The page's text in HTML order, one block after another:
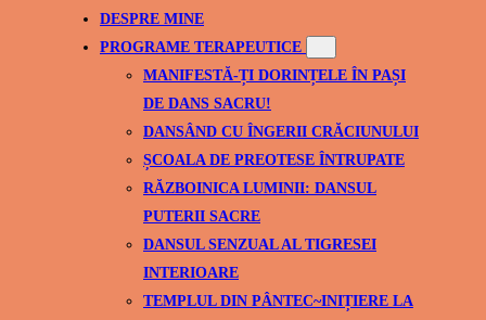
DESPRE MINE
PROGRAME TERAPEUTICE
MANIFESTĂ-ȚI DORINȚELE ÎN PAȘI
DE DANS SACRU!
DANSÂND CU ÎNGERII CRĂCIUNULUI
ȘCOALA DE PREOTESE ÎNTRUPATE
RĂZBOINICA LUMINII: DANSUL
PUTERII SACRE
DANSUL SENZUAL AL TIGRESEI
INTERIOARE
TEMPLUL DIN PÂNTEC~INIȚIERE LA